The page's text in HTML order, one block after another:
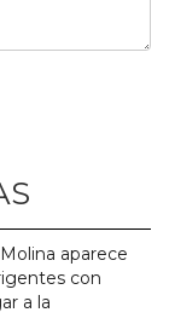
aparece
con
a la